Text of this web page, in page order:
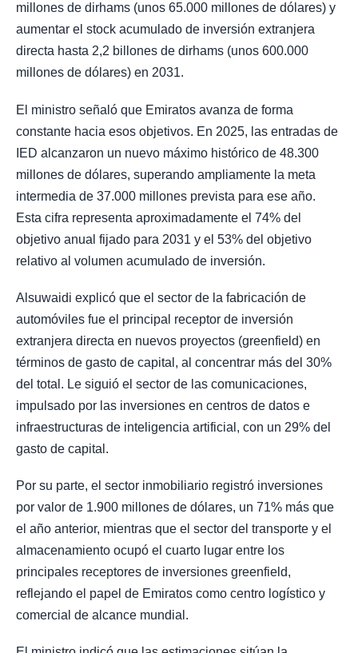
millones de dirhams (unos 65.000 millones de dólares) y
aumentar el stock acumulado de inversión extranjera
directa hasta 2,2 billones de dirhams (unos 600.000
millones de dólares) en 2031.
El ministro señaló que Emiratos avanza de forma
constante hacia esos objetivos. En 2025, las entradas de
IED alcanzaron un nuevo máximo histórico de 48.300
millones de dólares, superando ampliamente la meta
intermedia de 37.000 millones prevista para ese año.
Esta cifra representa aproximadamente el 74% del
objetivo anual fijado para 2031 y el 53% del objetivo
relativo al volumen acumulado de inversión.
Alsuwaidi explicó que el sector de la fabricación de
automóviles fue el principal receptor de inversión
extranjera directa en nuevos proyectos (greenfield) en
términos de gasto de capital, al concentrar más del 30%
del total. Le siguió el sector de las comunicaciones,
impulsado por las inversiones en centros de datos e
infraestructuras de inteligencia artificial, con un 29% del
gasto de capital.
Por su parte, el sector inmobiliario registró inversiones
por valor de 1.900 millones de dólares, un 71% más que
el año anterior, mientras que el sector del transporte y el
almacenamiento ocupó el cuarto lugar entre los
principales receptores de inversiones greenfield,
reflejando el papel de Emiratos como centro logístico y
comercial de alcance mundial.